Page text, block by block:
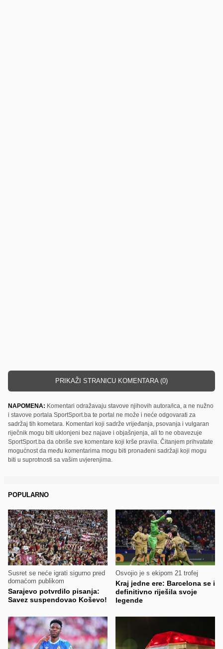
PRIKAŽI STRANICU KOMENTARA (0)
NAPOMENA: Komentari odražavaju stavove njihovih autora/ica, a ne nužno
i stavove portala SportSport.ba te portal ne može i neće odgovarati za
sadržaj tih kometara. Komentari koji sadrže vrijeđanja, psovanja i vulgaran
riječnik mogu biti uklonjeni bez najave i objašnjenja, ali to ne obavezuje
SportSport.ba da obriše sve komentare koji krše pravila. Čitanjem prihvatate
mogućnost da među komentarima mogu biti pronađeni sadržaji koji mogu
biti u suprotnosti sa vašim uvjerenjima.
POPULARNO
Susret se neće igrati sigurno pred
domaćom publikom
Sarajevo potvrdilo pisanja:
Savez suspendovao Koševo!
Osvojio je s ekipom 21 trofej
Kraj jedne ere: Barcelona se i
definitivno riješila svoje
legende